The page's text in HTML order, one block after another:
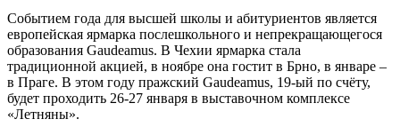
Событием года для высшей школы и абитуриентов является
европейская ярмарка послешкольного и непрекращающегося
образования Gaudeamus. В Чехии ярмарка стала
традиционной акцией, в ноябре она гостит в Брно, в январе –
в Праге. В этом году пражский Gaudeamus, 19-ый по счёту,
будет проходить 26-27 января в выставочном комплексе
«Летняны».